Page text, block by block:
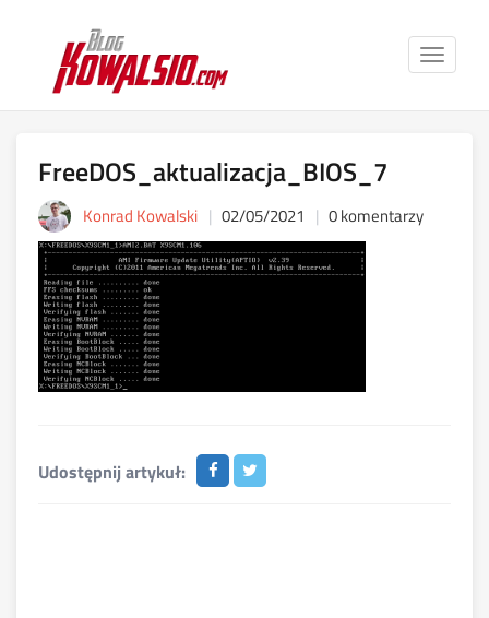
Toggle
FreeDOS_aktualizacja_BIOS_7
Konrad Kowalski 02/05/2021 0 komentarzy
Udostępnij artykuł: